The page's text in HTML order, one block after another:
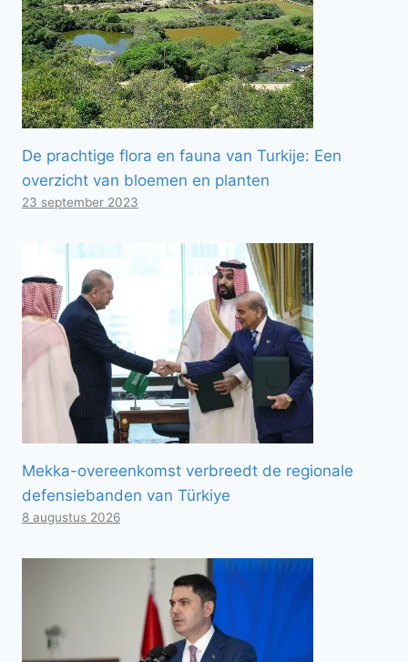
De prachtige flora en fauna van Turkije: Een
overzicht van bloemen en planten
23 september 2023
Mekka-overeenkomst verbreedt de regionale
defensiebanden van Türkiye
8 augustus 2026